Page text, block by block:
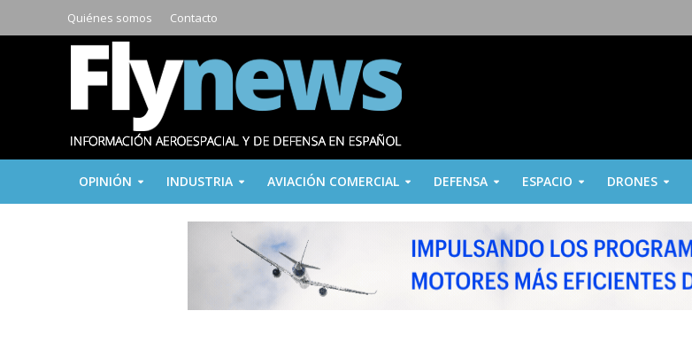
Quiénes somos Contacto
OPINIÓN INDUSTRIA AVIACIÓN COMERCIAL DEFENSA ESPACIO DRONES